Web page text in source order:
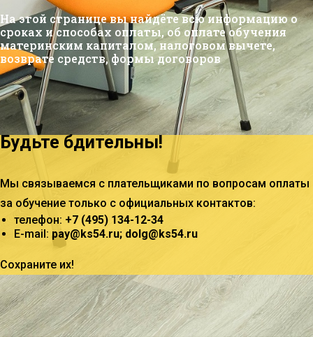
На этой странице вы найдёте всю информацию о
сроках и способах оплаты, об оплате обучения
материнским капиталом, налоговом вычете,
возврате средств, формы договоров
Будьте бдительны!
Мы связываемся с плательщиками по вопросам оплаты
за обучение только с официальных контактов:
телефон: +7 (495) 134-12-34
E-mail: pay@ks54.ru; dolg@ks54.ru
Сохраните их!